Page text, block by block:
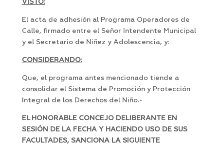
VISTO:
El acta de adhesión al Programa Operadores de
Calle, firmado entre el Señor Intendente Municipal
y el Secretario de Niñez y Adolescencia, y:
CONSIDERANDO:
Que, el programa antes mencionado tiende a
consolidar el Sistema de Promoción y Protección
Integral de los Derechos del Niño.-
EL HONORABLE CONCEJO DELIBERANTE EN
SESIÓN DE LA FECHA Y HACIENDO USO DE SUS
FACULTADES, SANCIONA LA SIGUIENTE